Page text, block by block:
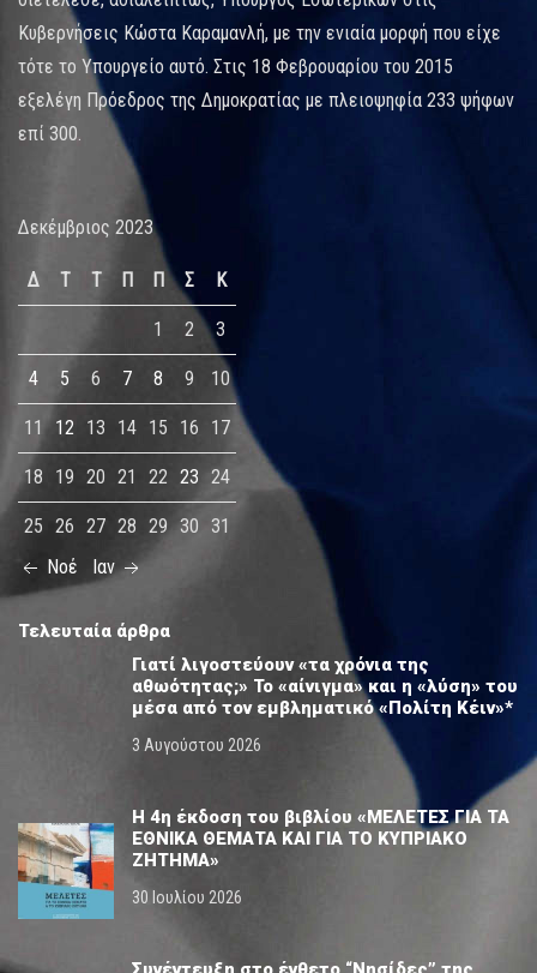
Κυβερνήσεις Κώστα Καραμανλή, με την ενιαία μορφή που είχε
τότε το Υπουργείο αυτό. Στις 18 Φεβρουαρίου του 2015
εξελέγη Πρόεδρος της Δημοκρατίας με πλειοψηφία 233 ψήφων
επί 300.
Δεκέμβριος 2023
Δ Τ Τ Π Π Σ Κ
1 2 3
4 5 6 7 8 9 10
11 12 13 14 15 16 17
18 19 20 21 22 23 24
25 26 27 28 29 30 31
Νοέ
Ιαν
Τελευταία άρθρα
Γιατί λιγοστεύουν «τα χρόνια της
αθωότητας;» Το «αίνιγμα» και η «λύση» του
μέσα από τον εμβληματικό «Πολίτη Κέιν»*
3 Αυγούστου 2026
Η 4η έκδοση του βιβλίου «ΜΕΛΕΤΕΣ ΓΙΑ ΤΑ
ΕΘΝΙΚΑ ΘΕΜΑΤΑ ΚΑΙ ΓΙΑ ΤΟ ΚΥΠΡΙΑΚΟ
ΖΗΤΗΜΑ»
30 Ιουλίου 2026